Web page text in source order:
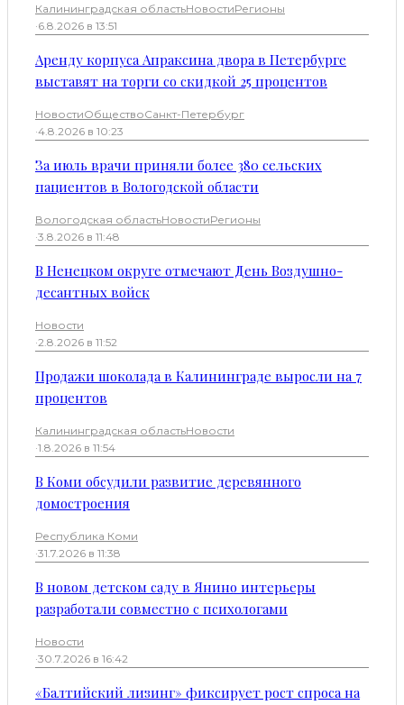
Калининградская областьНовостиРегионы
·6.8.2026 в 13:51
Аренду корпуса Апраксина двора в Петербурге
выставят на торги со скидкой 25 процентов
НовостиОбществоСанкт-Петербург
·4.8.2026 в 10:23
За июль врачи приняли более 380 сельских
пациентов в Вологодской области
Вологодская областьНовостиРегионы
·3.8.2026 в 11:48
В Ненецком округе отмечают День Воздушно-
десантных войск
Новости
·2.8.2026 в 11:52
Продажи шоколада в Калининграде выросли на 7
процентов
Калининградская областьНовости
·1.8.2026 в 11:54
В Коми обсудили развитие деревянного
домостроения
Республика Коми
·31.7.2026 в 11:38
В новом детском саду в Янино интерьеры
разработали совместно с психологами
Новости
·30.7.2026 в 16:42
«Балтийский лизинг» фиксирует рост спроса на